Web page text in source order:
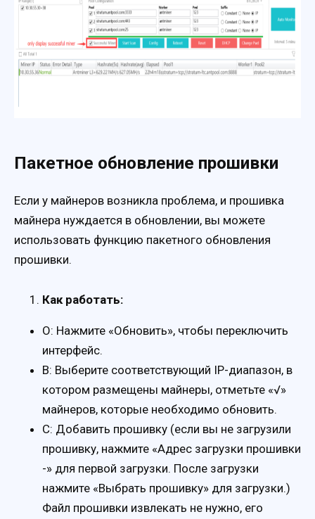
Пакетное обновление прошивки
Если у майнеров возникла проблема, и прошивка
майнера нуждается в обновлении, вы можете
использовать функцию пакетного обновления
прошивки.
Как работать:
О: Нажмите «Обновить», чтобы переключить
интерфейс.
B: Выберите соответствующий IP-диапазон, в
котором размещены майнеры, отметьте «√»
майнеров, которые необходимо обновить.
C: Добавить прошивку (если вы не загрузили
прошивку, нажмите «Адрес загрузки прошивки
-» для первой загрузки. После загрузки
нажмите «Выбрать прошивку» для загрузки.)
Файл прошивки извлекать не нужно, его